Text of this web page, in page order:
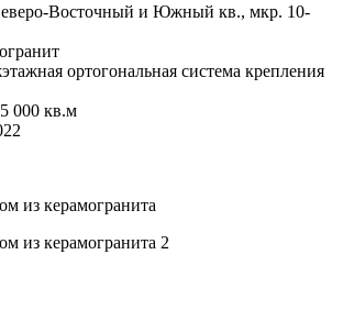
Восточный и Южный кв., мкр. 10-
ортогональная система крепления
000 кв.м